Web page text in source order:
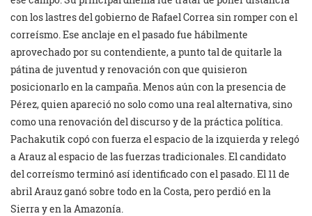
con los lastres del gobierno de Rafael Correa sin romper con el
correísmo. Ese anclaje en el pasado fue hábilmente
aprovechado por su contendiente, a punto tal de quitarle la
pátina de juventud y renovación con que quisieron
posicionarlo en la campaña. Menos aún con la presencia de
Pérez, quien apareció no solo como una real alternativa, sino
como una renovación del discurso y de la práctica política.
Pachakutik copó con fuerza el espacio de la izquierda y relegó
a Arauz al espacio de las fuerzas tradicionales. El candidato
del correísmo terminó así identificado con el pasado. El 11 de
abril Arauz ganó sobre todo en la Costa, pero perdió en la
Sierra y en la Amazonía.